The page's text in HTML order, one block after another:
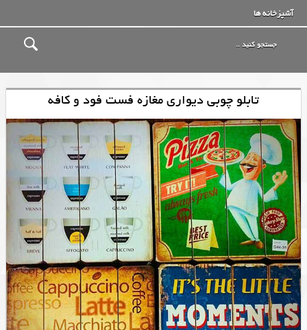
آشپزخانه ها
تابلو چوبی دیواری مغازه فست فود و کافه